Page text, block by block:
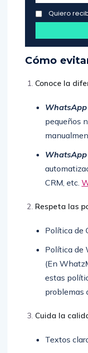
Quiero
Cómo
Conoce la
pequeños
WhatsApp
CRM, etc.
Respeta las
Política de
Política de
(En
estas
problemas
Cuida la
Textos